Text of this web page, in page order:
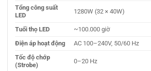
Tổng công suất
LED
1280W (32 × 40W)
Tuổi thọ LED
~100.000 giờ
Điện áp hoạt động
AC 100–240V, 50/60 Hz
Tốc độ chớp
(Strobe)
0–20 Hz